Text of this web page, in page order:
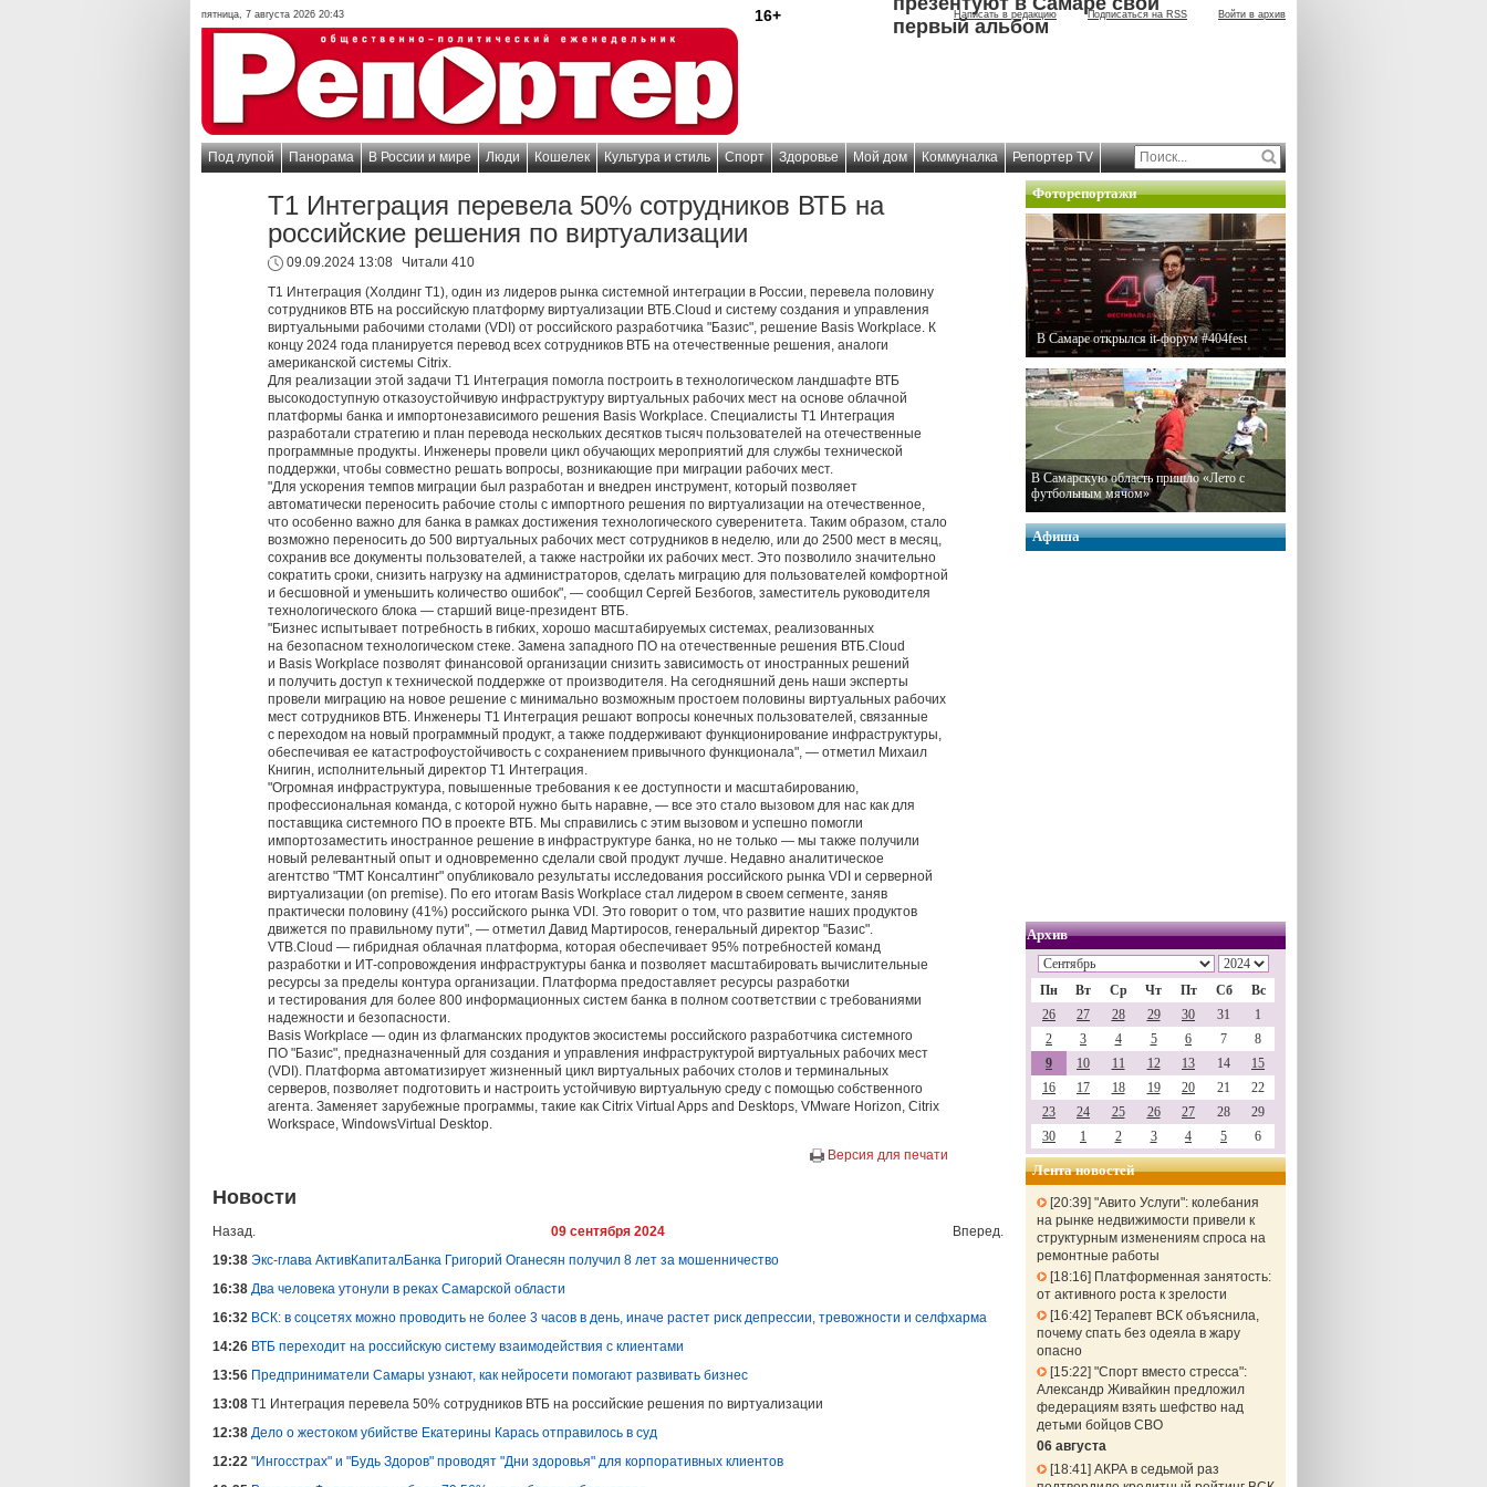
пятница, 7 августа 2026 20:43 16+ Написать в редакцию Подписаться на RSS Войти в архив
первый альбом
Под лупой Панорама В России и мире Люди Кошелек Культура и стиль Спорт Здоровье Мой дом Коммуналка Репортер TV
Т1 Интеграция перевела 50% сотрудников ВТБ на
российские решения по виртуализации
09.09.2024 13:08
Читали 410
Т1 Интеграция (Холдинг Т1), один из лидеров рынка системной интеграции в России, перевела половину
сотрудников ВТБ на российскую платформу виртуализации ВТБ.Cloud и систему создания и управления
виртуальными рабочими столами (VDI) от российского разработчика "Базис", решение Basis Workplace. К
концу 2024 года планируется перевод всех сотрудников ВТБ на отечественные решения, аналоги
американской системы Citrix.
Для реализации этой задачи Т1 Интеграция помогла построить в технологическом ландшафте ВТБ
высокодоступную отказоустойчивую инфраструктуру виртуальных рабочих мест на основе облачной
платформы банка и импортонезависимого решения Basis Workplace. Специалисты Т1 Интеграция
разработали стратегию и план перевода нескольких десятков тысяч пользователей на отечественные
программные продукты. Инженеры провели цикл обучающих мероприятий для службы технической
поддержки, чтобы совместно решать вопросы, возникающие при миграции рабочих мест.
"Для ускорения темпов миграции был разработан и внедрен инструмент, который позволяет
автоматически переносить рабочие столы с импортного решения по виртуализации на отечественное,
что особенно важно для банка в рамках достижения технологического суверенитета. Таким образом, стало
возможно переносить до 500 виртуальных рабочих мест сотрудников в неделю, или до 2500 мест в месяц,
сохранив все документы пользователей, а также настройки их рабочих мест. Это позволило значительно
сократить сроки, снизить нагрузку на администраторов, сделать миграцию для пользователей комфортной
и бесшовной и уменьшить количество ошибок", — сообщил Сергей Безбогов, заместитель руководителя
технологического блока — старший вице-президент ВТБ.
"Бизнес испытывает потребность в гибких, хорошо масштабируемых системах, реализованных
на безопасном технологическом стеке. Замена западного ПО на отечественные решения ВТБ.Cloud
и Basis Workplace позволят финансовой организации снизить зависимость от иностранных решений
и получить доступ к технической поддержке от производителя. На сегодняшний день наши эксперты
провели миграцию на новое решение с минимально возможным простоем половины виртуальных рабочих
мест сотрудников ВТБ. Инженеры Т1 Интеграция решают вопросы конечных пользователей, связанные
с переходом на новый программный продукт, а также поддерживают функционирование инфраструктуры,
обеспечивая ее катастрофоустойчивость с сохранением привычного функционала", — отметил Михаил
Книгин, исполнительный директор Т1 Интеграция.
"Огромная инфраструктура, повышенные требования к ее доступности и масштабированию,
профессиональная команда, с которой нужно быть наравне, — все это стало вызовом для нас как для
поставщика системного ПО в проекте ВТБ. Мы справились с этим вызовом и успешно помогли
импортозаместить иностранное решение в инфраструктуре банка, но не только — мы также получили
новый релевантный опыт и одновременно сделали свой продукт лучше. Недавно аналитическое
агентство "ТМТ Консалтинг" опубликовало результаты исследования российского рынка VDI и серверной
виртуализации (on premise). По его итогам Basis Workplace стал лидером в своем сегменте, заняв
практически половину (41%) российского рынка VDI. Это говорит о том, что развитие наших продуктов
движется по правильному пути", — отметил Давид Мартиросов, генеральный директор "Базис".
VTB.Cloud — гибридная облачная платформа, которая обеспечивает 95% потребностей команд
разработки и ИТ-сопровождения инфраструктуры банка и позволяет масштабировать вычислительные
ресурсы за пределы контура организации. Платформа предоставляет ресурсы разработки
и тестирования для более 800 информационных систем банка в полном соответствии с требованиями
надежности и безопасности.
Basis Workplace — один из флагманских продуктов экосистемы российского разработчика системного
ПО "Базис", предназначенный для создания и управления инфраструктурой виртуальных рабочих мест
(VDI). Платформа автоматизирует жизненный цикл виртуальных рабочих столов и терминальных
серверов, позволяет подготовить и настроить устойчивую виртуальную среду с помощью собственного
агента. Заменяет зарубежные программы, такие как Citrix Virtual Apps and Desktops, VMware Horizon, Citrix
Workspace, WindowsVirtual Desktop.
Версия для печати
Новости
Назад. 09 сентября 2024
Вперед.
19:38 Экс-глава АктивКапиталБанка Григорий Оганесян получил 8 лет за мошенничество
16:38 Два человека утонули в реках Самарской области
16:32 ВСК: в соцсетях можно проводить не более 3 часов в день, иначе растет риск депрессии, тревожности и селфхарма
14:26 ВТБ переходит на российскую систему взаимодействия с клиентами
13:56 Предприниматели Самары узнают, как нейросети помогают развивать бизнес
13:08 Т1 Интеграция перевела 50% сотрудников ВТБ на российские решения по виртуализации
12:38 Дело о жестоком убийстве Екатерины Карась отправилось в суд
12:22 "Ингосстрах" и "Будь Здоров" проводят "Дни здоровья" для корпоративных клиентов
Фоторепортажи
В Самаре открылся it-форум #404fest
В Самарскую область пришло «Лето с
футбольным мячом»
Афиша
Архив
Пн Вт Ср Чт Пт Сб
Вс
26
27 28 29 30 31
1
2
3 4 5 6 7
8
9
10 11 12 13 14
15
16
17 18 19 20 21
22
23
24 25 26 27 28
29
30
1 2 3 4 5 6
Лента новостей
20:39 "Авито Услуги": колебания
на рынке недвижимости привели к
структурным изменениям спроса на
ремонтные работы
18:16
Платформенная занятость:
от активного роста к зрелости
16:42 Терапевт ВСК объяснила,
почему спать без одеяла в жару
опасно
15:22 "Спорт вместо стресса":
Александр Живайкин предложил
федерациям взять шефство над
детьми бойцов СВО
06 августа
18:41 АКРА в седьмой раз